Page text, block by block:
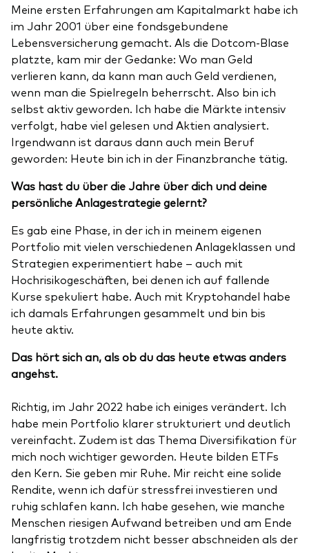
Meine ersten Erfahrungen am Kapitalmarkt habe ich
im Jahr 2001 über eine fondsgebundene
Lebensversicherung gemacht. Als die Dotcom-Blase
platzte, kam mir der Gedanke: Wo man Geld
verlieren kann, da kann man auch Geld verdienen,
wenn man die Spielregeln beherrscht. Also bin ich
selbst aktiv geworden. Ich habe die Märkte intensiv
verfolgt, habe viel gelesen und Aktien analysiert.
Irgendwann ist daraus dann auch mein Beruf
geworden: Heute bin ich in der Finanzbranche tätig.
Was hast du über die Jahre über dich und deine
persönliche Anlagestrategie gelernt?
Es gab eine Phase, in der ich in meinem eigenen
Portfolio mit vielen verschiedenen Anlageklassen und
Strategien experimentiert habe – auch mit
Hochrisikogeschäften, bei denen ich auf fallende
Kurse spekuliert habe. Auch mit Kryptohandel habe
ich damals Erfahrungen gesammelt und bin bis
heute aktiv.
Das hört sich an, als ob du das heute etwas anders
angehst.
Richtig, im Jahr 2022 habe ich einiges verändert. Ich
habe mein Portfolio klarer strukturiert und deutlich
vereinfacht. Zudem ist das Thema Diversifikation für
mich noch wichtiger geworden. Heute bilden ETFs
den Kern. Sie geben mir Ruhe. Mir reicht eine solide
Rendite, wenn ich dafür stressfrei investieren und
ruhig schlafen kann. Ich habe gesehen, wie manche
Menschen riesigen Aufwand betreiben und am Ende
langfristig trotzdem nicht besser abschneiden als der